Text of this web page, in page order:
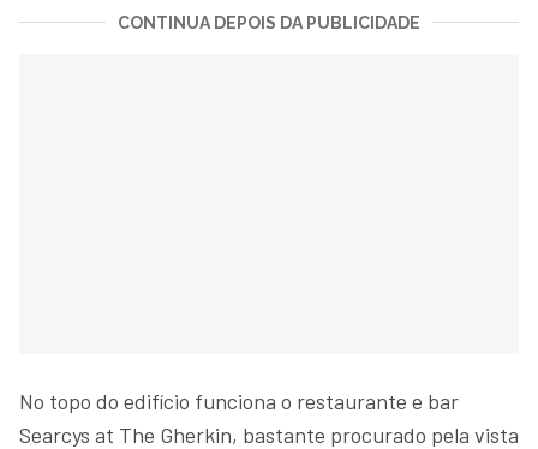
CONTINUA DEPOIS DA PUBLICIDADE
No topo do edifício funciona o restaurante e bar
Searcys at The Gherkin, bastante procurado pela vista